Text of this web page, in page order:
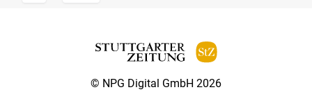
© NPG Digital GmbH 2026